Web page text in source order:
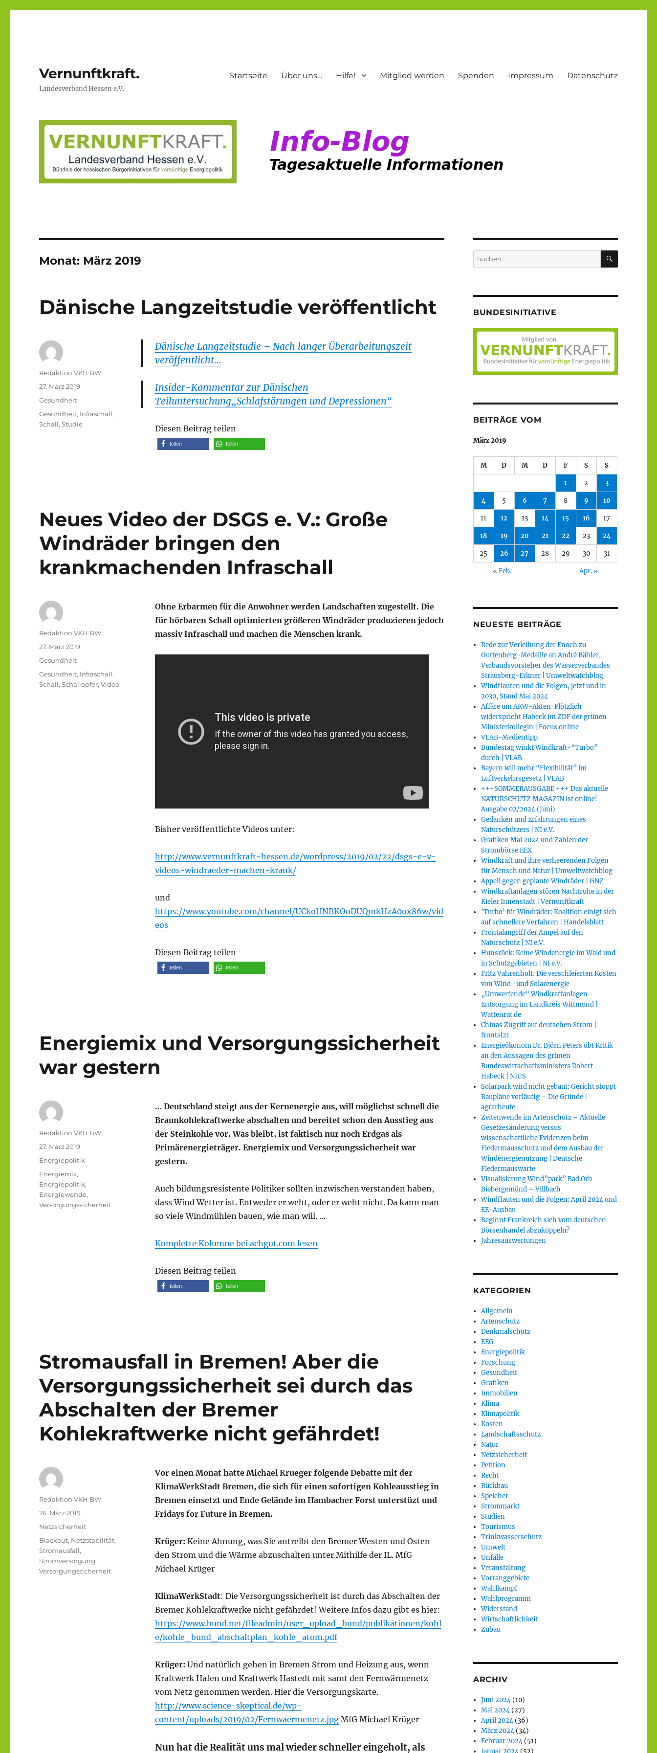
Vernunftkraft.
Landesverband Hessen e.V.
Startseite Über uns… Hilfe! Mitglied werden Spenden Impressum Datenschutz
Monat: März 2019
Dänische Langzeitstudie veröffentlicht
Dänische Langzeitstudie – Nach langer Überarbeitungszeit
veröffentlicht…
Insider-Kommentar zur Dänischen
Teiluntersuchung„Schlafstörungen und Depressionen“
Diesen Beitrag teilen
teilen teilen
Autor
Redaktion VKH BW
Veröffentlicht
27. März 2019
Kategorien
Gesundheit
Schlagwörter
Gesundheit, Infraschall,
Schall,Studie
Neues Video der DSGS e. V.: Große
Windräder bringen den
krankmachenden Infraschall
Ohne Erbarmen für die Anwohner werden Landschaften zugestellt. Die
für hörbaren Schall optimierten größeren Windräder produzieren jedoch
massiv Infraschall und machen die Menschen krank.
Bisher veröffentlichte Videos unter:
http://www.vernunftkraft-hessen.de/wordpress/2019/02/22/dsgs-e-v-
videos-windraeder-machen-krank/
und
https://www.youtube.com/channel/UCkoHNBKOoDUQmkHzA0ox86w/vid
eos
Diesen Beitrag teilen
teilen teilen
Autor
Redaktion VKH BW
Veröffentlicht
27. März 2019
Kategorien
Gesundheit
Schlagwörter
Gesundheit, Infraschall,
Schall,Schallopfer,Video
Energiemix und Versorgungssicherheit
war gestern
… Deutschland steigt aus der Kernenergie aus, will möglichst schnell die
Braunkohlekraftwerke abschalten und bereitet schon den Ausstieg aus
der Steinkohle vor. Was bleibt, ist faktisch nur noch Erdgas als
Primärenergieträger. Energiemix und Versorgungssicherheit war
gestern.
Auch bildungsresistente Politiker sollten inzwischen verstanden haben,
dass Wind Wetter ist. Entweder er weht, oder er weht nicht. Da kann man
so viele Windmühlen bauen, wie man will. …
Komplette Kolumne bei achgut.com lesen
Diesen Beitrag teilen
teilen teilen
Autor
Redaktion VKH BW
Veröffentlicht
27. März 2019
Kategorien
Energiepolitik
Schlagwörter
Energiemix,
Energiepolitik,
Energiewende,
Versorgungssicherheit
Stromausfall in Bremen! Aber die
Versorgungssicherheit sei durch das
Abschalten der Bremer
Kohlekraftwerke nicht gefährdet!
Vor einen Monat hatte Michael Krueger folgende Debatte mit der
KlimaWerkStadt Bremen, die sich für einen sofortigen Kohleausstieg in
Bremen einsetzt und Ende Gelände im Hambacher Forst unterstüzt und
Fridays for Future in Bremen.
Krüger: Keine Ahnung, was Sie antreibt den Bremer Westen und Osten
den Strom und die Wärme abzuschalten unter Mithilfe der IL. MfG
Michael Krüger
KlimaWerkStadt: Die Versorgungssicherheit ist durch das Abschalten der
Bremer Kohlekraftwerke nicht gefährdet! Weitere Infos dazu gibt es hier:
https://www.bund.net/fileadmin/user_upload_bund/publikationen/kohl
e/kohle_bund_abschaltplan_kohle_atom.pdf
Krüger: Und natürlich gehen in Bremen Strom und Heizung aus, wenn
Kraftwerk Hafen und Kraftwerk Hastedt mit samt den Fernwärmenetz
vom Netz genommen werden. Hier die Versorgungskarte.
http://www.science-skeptical.de/wp-
content/uploads/2019/02/Fernwaermenetz.jpgMfG Michael Krüger
Nun hat die Realität uns mal wieder schneller eingeholt, als
Autor
Redaktion VKH BW
Veröffentlicht
26. März 2019
Kategorien
Netzsicherheit
Schlagwörter
Blackout, Netzstabilität,
Stromausfall,
Stromversorgung,
Versorgungssicherheit
Suche
nach:
SUCHEN
BUNDESINITIATIVE
BEITRÄGE VOM
März 2019
M D M D F S S
1 2 3
4 5 6 7 8 9 10
11 12 13 14 15 16 17
18 19 20 21 22 23 24
25 26 27 28 29 30 31
« Feb. Apr. »
NEUESTE BEITRÄGE
Rede zur Verleihung der Enoch zu
Guttenberg-Medaille an André Bähler,
Verbandsvorsteher des Wasserverbandes
Strausberg-Erkner | Umweltwatchblog
Windflauten und die Folgen, jetzt und in
2030, Stand Mai 2024
Affäre um AKW-Akten: Plötzlich
widerspricht Habeck im ZDF der grünen
Ministerkollegin | Focus online
VLAB-Medientipp
Bundestag winkt Windkraft-“Turbo”
durch | VLAB
Bayern will mehr “Flexibilität” im
Luftverkehrsgesetz | VLAB
+++SOMMERAUSGABE +++ Das aktuelle
NATURSCHUTZ MAGAZIN ist online!
Ausgabe 02/2024 (Juni)
Gedanken und Erfahrungen eines
Naturschützers | NI e.V.
Grafiken Mai 2024 und Zahlen der
Strombörse EEX
Windkraft und ihre verheerenden Folgen
für Mensch und Natur | Umweltwatchblog
Appell gegen geplante Windräder | GNZ
Windkraftanlagen stören Nachtruhe in der
Kieler Innenstadt | Vernunftkraft
‘Turbo’ für Windräder: Koalition einigt sich
auf schnellere Verfahren | Handelsblatt
Frontalangriff der Ampel auf den
Naturschutz | NI e.V.
Hunsrück: Keine Windenergie im Wald und
in Schutzgebieten | NI e.V.
Fritz Vahrenholt: Die verschleierten Kosten
von Wind -und Solarenergie
„Umwerfende“ Windkraftanlagen-
Entsorgung im Landkreis Wittmund |
Wattenrat.de
Chinas Zugriff auf deutschen Strom |
frontal21
Energieökonom Dr. Björn Peters übt Kritik
an den Aussagen des grünen
Bundeswirtschaftsministers Robert
Habeck | NIUS
Solarpark wird nicht gebaut: Gericht stoppt
Baupläne vorläufig – Die Gründe |
agrarheute
Zeitenwende im Artenschutz – Aktuelle
Gesetzesänderung versus
wissenschaftliche Evidenzen beim
Fledermausschutz und dem Ausbau der
Windenergienutzung | Deutsche
Fledermauswarte
Visualisierung Wind”park” Bad Orb –
Biebergemünd – Villbach
Windflauten und die Folgen: April 2024 und
EE-Ausbau
Beginnt Frankreich sich vom deutschen
Börsenhandel abzukoppeln?
Jahresauswertungen
KATEGORIEN
Allgemein
Artenschutz
Denkmalschutz
EEG
Energiepolitik
Forschung
Gesundheit
Grafiken
Immobilien
Klima
Klimapolitik
Kosten
Landschaftsschutz
Natur
Netzsicherheit
Petition
Recht
Rückbau
Speicher
Strommarkt
Studien
Tourismus
Trinkwasserschutz
Umwelt
Unfälle
Veranstaltung
Vorranggebiete
Wahlkampf
Wahlprogramm
Widerstand
Wirtschaftlichkeit
Zubau
ARCHIV
Juni 2024(10)
Mai 2024(27)
April 2024(36)
März 2024(34)
Februar 2024(51)